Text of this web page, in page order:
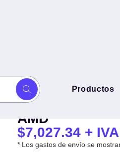
Productos
TARJETA
ELITE X ICE -
AMD
$7,027.34+ IVA
* Los gastos de envío se